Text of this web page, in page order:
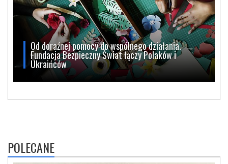
Od doraźnej pomocy do wspólnego działania.
Fundacja Bezpieczny Świat łączy Polaków i
Ukraińców
POLECANE